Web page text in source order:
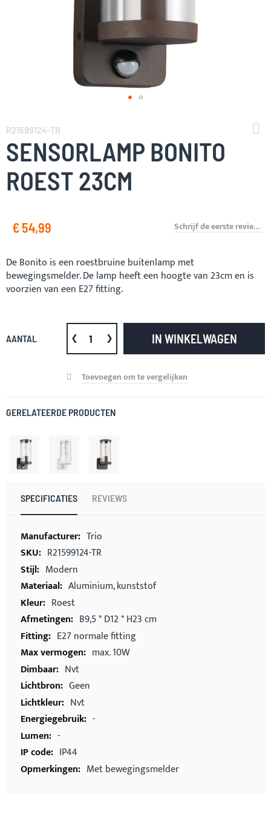
naar
het
begin
van
de
afbeeldingen-
R21599124-TR
SENSORLAMP BONITO
ROEST 23CM
€ 54,99 Schrijf de eerste review over dit product
De Bonito is een roestbruine buitenlamp met
bewegingsmelder. De lamp heeft een hoogte van 23cm en is
voorzien van een E27 fitting.
AANTAL IN WINKELWAGEN
Toevoegen om te vergelijken
GERELATEERDE PRODUCTEN
SPECIFICATIES REVIEWS
Meer
informatie
Trio
R21599124-TR
Modern
Aluminium, kunststof
Roest
B9,5 * D12 * H23 cm
E27 normale fitting
max. 10W
Nvt
Geen
Nvt
-
-
IP44
Met bewegingsmelder